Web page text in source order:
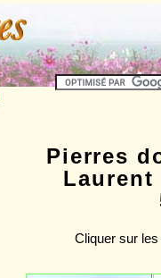
Pierres
Cliquer sur